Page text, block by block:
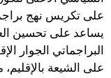
على تكريس نهج
يساعد على تحسين
البراجماتي الجوار
على الشيعة